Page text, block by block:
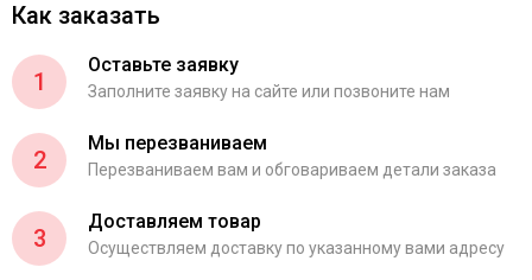
Как заказать
1
Оставьте заявку
Заполните заявку на сайте или позвоните нам
2
Мы перезваниваем
Перезваниваем вам и обговариваем детали заказа
3
Доставляем товар
Осуществляем доставку по указанному вами адресу